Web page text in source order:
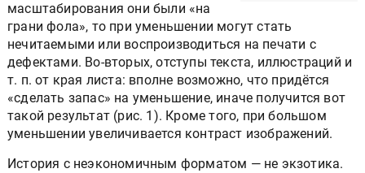
масштабирования они были «на
грани фола», то при уменьшении могут стать
нечитаемыми или воспроизводиться на печати с
дефектами. Во-вторых, отступы текста, иллюстраций и
т. п. от края листа: вполне возможно, что придётся
«сделать запас» на уменьшение, иначе получится вот
такой результат (рис. 1). Кроме того, при большом
уменьшении увеличивается контраст изображений.
История с неэкономичным форматом — не экзотика.